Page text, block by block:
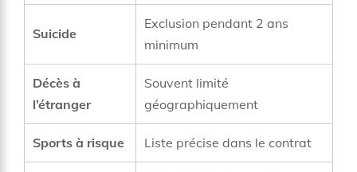
Suicide
Exclusion pendant 2 ans
minimum
Décès à
l’étranger
Souvent limité
géographiquement
Sports à risque Liste précise dans le contrat